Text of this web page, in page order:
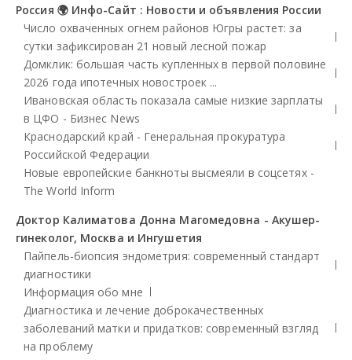
Россия 🌍 Инфо-Сайт : Новости и объявления России
Число охваченных огнем районов Югры растет: за
сутки зафиксирован 21 новый лесной пожар
Домклик: большая часть купленных в первой половине
2026 года ипотечных новостроек ...
Ивановская область показала самые низкие зарплаты
в ЦФО - Бизнес News
Краснодарский край - Генеральная прокуратура
Российской Федерации
Новые европейские банкноты высмеяли в соцсетях -
The World Inform
Доктор Калиматова Донна Магомедовна - Акушер-
гинеколог, Москва и Ингушетия
Пайпель-биопсия эндометрия: современный стандарт
диагностики
Информация обо мне
Диагностика и лечение доброкачественных
заболеваний матки и придатков: современный взгляд
на проблему